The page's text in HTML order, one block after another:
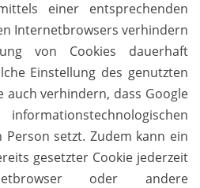
einer entsprechenden
Internetbrowsers verhindern
von Cookies dauerhaft
Einstellung des genutzten
verhindern, dass Google
setzt. Zudem kann ein
gesetzter Cookie jederzeit
oder andere